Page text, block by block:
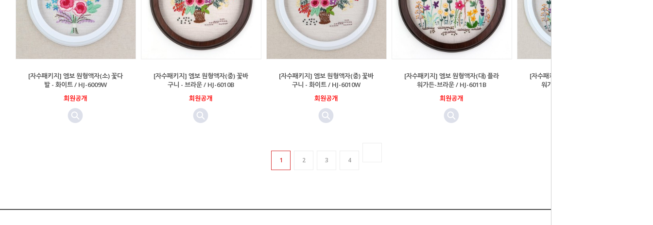
[자수패키지] 엠보 원형액자(소) 꽃다
발 - 화이트 / HJ-6009W
회원공개
[자수패키지] 엠보 원형액자(중) 꽃바
구니 - 브라운 / HJ-6010B
회원공개
[자수패키지] 엠보 원형액자(중) 꽃바
구니 - 화이트 / HJ-6010W
회원공개
[자수패키지] 엠보 원형액자(대) 플라
워가든-브라운 / HJ-6011B
회원공개
[자수패키지] 엠보 원형액자(대) 플라
워가든-화이트 / HJ-6011W
1 2 3 4